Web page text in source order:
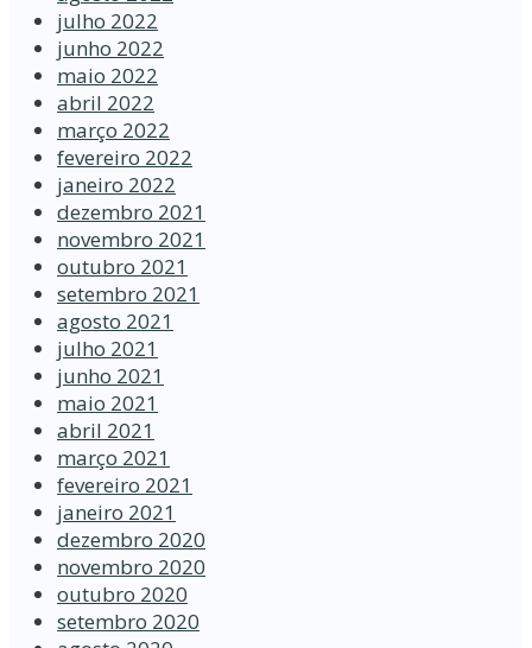
julho 2022
junho 2022
maio 2022
abril 2022
março 2022
fevereiro 2022
janeiro 2022
dezembro 2021
novembro 2021
outubro 2021
setembro 2021
agosto 2021
julho 2021
junho 2021
maio 2021
abril 2021
março 2021
fevereiro 2021
janeiro 2021
dezembro 2020
novembro 2020
outubro 2020
setembro 2020